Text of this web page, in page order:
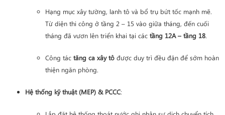
Hạng mục xây tường, lanh tô và bổ trụ bứt tốc mạnh mẽ.
Từ diện thi công ở tầng 2 – 15 vào giữa tháng, đến cuối
tháng đã vươn lên triển khai tại các tầng 12A – tầng 18.
Công tác tăng ca xây tô được duy trì đều đặn để sớm hoàn
thiện ngăn phòng.
Hệ thống kỹ thuật (MEP) & PCCC: